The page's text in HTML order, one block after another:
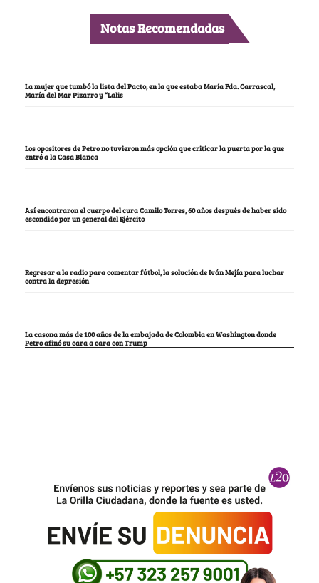
Notas Recomendadas
La mujer que tumbó la lista del Pacto, en la que estaba María Fda. Carrascal,
María del Mar Pizarro y “Lalis
Los opositores de Petro no tuvieron más opción que criticar la puerta por la que
entró a la Casa Blanca
Así encontraron el cuerpo del cura Camilo Torres, 60 años después de haber sido
escondido por un general del Ejército
Regresar a la radio para comentar fútbol, la solución de Iván Mejía para luchar
contra la depresión
La casona más de 100 años de la embajada de Colombia en Washington donde
Petro afinó su cara a cara con Trump